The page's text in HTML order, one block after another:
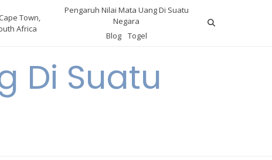
Cape Town,
Africa
Pengaruh Nilai Mata Uang Di Suatu
Negara
Blog
Togel
Di Suatu